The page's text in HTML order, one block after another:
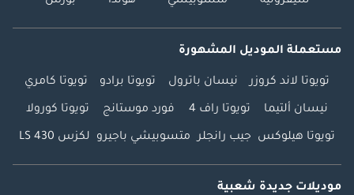
مستعملة الموديل المشهورة
تويوتا لاند كروزر نيسان باترول تويوتا برادو تويوتا كامري
نيسان ألتيما تويوتا راف 4 فورد موستانج تويوتا كورولا
تويوتا هيلوكس جيب رانجلر متسوبيشي باجيرو لكزس LS 430
موديلات جديدة شعبية